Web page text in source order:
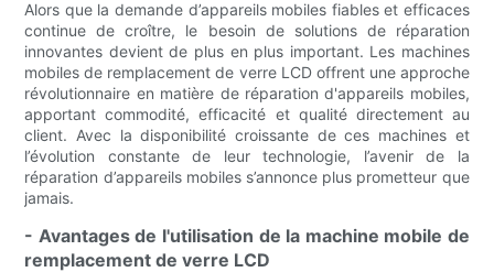
Alors que la demande d’appareils mobiles fiables et efficaces
continue de croître, le besoin de solutions de réparation
innovantes devient de plus en plus important. Les machines
mobiles de remplacement de verre LCD offrent une approche
révolutionnaire en matière de réparation d'appareils mobiles,
apportant commodité, efficacité et qualité directement au
client. Avec la disponibilité croissante de ces machines et
l’évolution constante de leur technologie, l’avenir de la
réparation d’appareils mobiles s’annonce plus prometteur que
jamais.
- Avantages de l'utilisation de la machine mobile de
remplacement de verre LCD